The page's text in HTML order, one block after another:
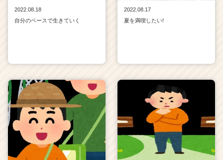
2022.08.18
自分のペースで生きていく
2022.08.17
夏を満喫したい!